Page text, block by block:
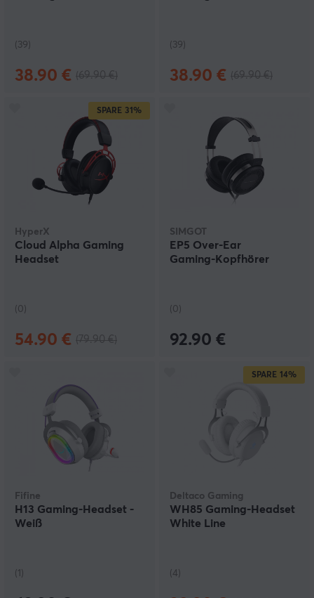
(39)
38.90 €
(39)
38.90 €
SPARE 31%
HyperX
Cloud Alpha Gaming
Headset
(0)
54.90 €
SIMGOT
EP5 Over-Ear
Gaming‑Kopfhörer
(0)
92.90 €
Fifine
H13 Gaming-Headset -
Weiß
(1)
SPARE 14%
Deltaco Gaming
WH85 Gaming-Headset
White Line
(4)